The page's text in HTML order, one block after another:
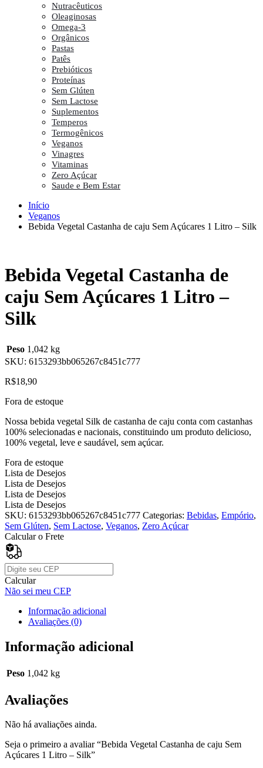
Nutracêuticos
Oleaginosas
Omega-3
Orgânicos
Pastas
Patês
Prebióticos
Proteínas
Sem Glúten
Sem Lactose
Suplementos
Temperos
Termogênicos
Veganos
Vinagres
Vitaminas
Zero Açúcar
Saude e Bem Estar
Início
Veganos
Bebida Vegetal Castanha de caju Sem Açúcares 1 Litro – Silk
Bebida Vegetal Castanha de
caju Sem Açúcares 1 Litro –
Silk
Peso 1,042 kg
SKU: 6153293bb065267c8451c777
R$18,90
Fora de estoque
Nossa bebida vegetal Silk de castanha de caju conta com castanhas
100% selecionadas e nacionais, constituindo um produto delicioso,
100% vegetal, leve e saudável, sem açúcar.
Fora de estoque
Lista de Desejos
Lista de Desejos
Lista de Desejos
Lista de Desejos
SKU: 6153293bb065267c8451c777 Categorias: Bebidas, Empório,
Sem Glúten, Sem Lactose, Veganos, Zero Açúcar
Calcular o Frete
Calcular
Não sei meu CEP
Informação adicional
Avaliações (0)
Informação adicional
Peso 1,042 kg
Avaliações
Não há avaliações ainda.
Seja o primeiro a avaliar “Bebida Vegetal Castanha de caju Sem
Açúcares 1 Litro – Silk”